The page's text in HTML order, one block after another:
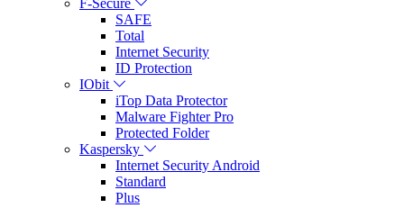
F-Secure
SAFE
Total
Internet Security
ID Protection
IObit
iTop Data Protector
Malware Fighter Pro
Protected Folder
Kaspersky
Internet Security Android
Standard
Plus